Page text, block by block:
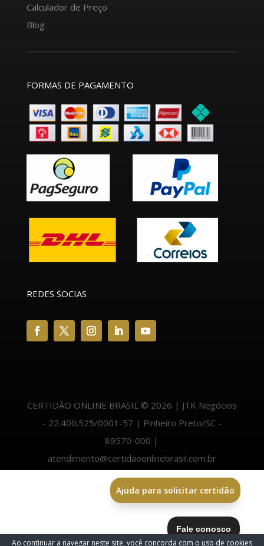
Calculador de Preço
Blog
FORMAS DE PAGAMENTO
REDES SOCIAS
CERTIDÃO ONLINE BRASIL © 2026 | JTK Negócios
- 22.400.525/0001-57 | Pinheiro Preto/SC -
89570-000 |
atendimento@certidaoonlinebrasil.com.br
Ajuda para solicitar certidão
Ao continuar a navegar neste site, você concorda com o uso de cookies